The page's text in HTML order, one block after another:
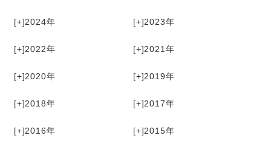
[+]2024 [+]2023
[+]2022 [+]2021
[+]2020 [+]2019
[+]2018 [+]2017
[+]2016 [+]2015